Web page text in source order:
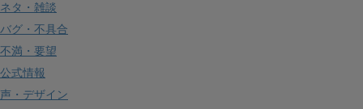
ネタ・雑談
バグ・不具合
不満・要望
公式情報
声・デザイン